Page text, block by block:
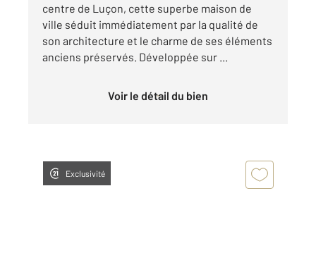
centre de Luçon, cette superbe maison de
ville séduit immédiatement par la qualité de
son architecture et le charme de ses éléments
anciens préservés. Développée sur ...
Voir le détail du bien
Exclusivité